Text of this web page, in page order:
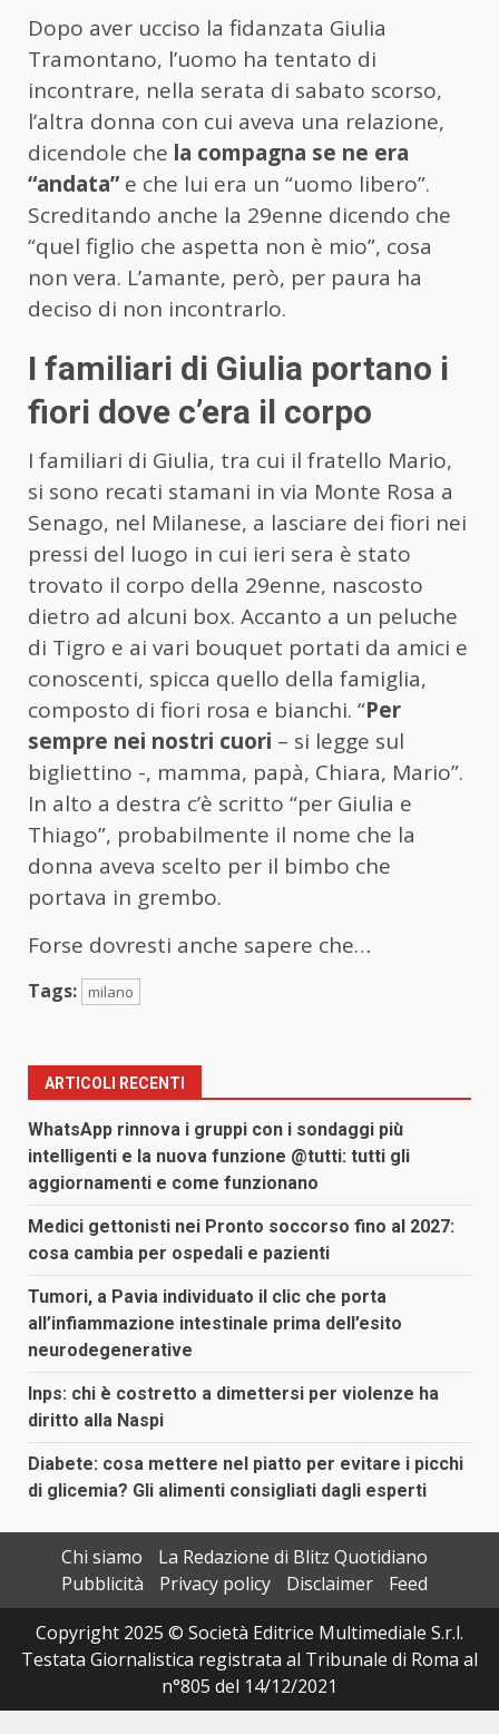
Dopo aver ucciso la fidanzata Giulia
Tramontano, l’uomo ha tentato di
incontrare, nella serata di sabato scorso,
l’altra donna con cui aveva una relazione,
dicendole che la compagna se ne era
“andata”e che lui era un “uomo libero”.
Screditando anche la 29enne dicendo che
“quel figlio che aspetta non è mio”, cosa
non vera. L’amante, però, per paura ha
deciso di non incontrarlo.
I familiari di Giulia portano i
fiori dove c’era il corpo
I familiari di Giulia, tra cui il fratello Mario,
si sono recati stamani in via Monte Rosa a
Senago, nel Milanese, a lasciare dei fiori nei
pressi del luogo in cui ieri sera è stato
trovato il corpo della 29enne, nascosto
dietro ad alcuni box. Accanto a un peluche
di Tigro e ai vari bouquet portati da amici e
conoscenti, spicca quello della famiglia,
composto di fiori rosa e bianchi. “Per
sempre nei nostri cuori – si legge sul
bigliettino -, mamma, papà, Chiara, Mario”.
In alto a destra c’è scritto “per Giulia e
Thiago”, probabilmente il nome che la
donna aveva scelto per il bimbo che
portava in grembo.
Forse dovresti anche sapere che…
Tags: milano
ARTICOLI RECENTI
WhatsApp rinnova i gruppi con i sondaggi più
intelligenti e la nuova funzione @tutti: tutti gli
aggiornamenti e come funzionano
Medici gettonisti nei Pronto soccorso fino al 2027:
cosa cambia per ospedali e pazienti
Tumori, a Pavia individuato il clic che porta
all’infiammazione intestinale prima dell’esito
neurodegenerative
Inps: chi è costretto a dimettersi per violenze ha
diritto alla Naspi
Diabete: cosa mettere nel piatto per evitare i picchi
di glicemia? Gli alimenti consigliati dagli esperti
Chi siamo
La Redazione di Blitz Quotidiano
Pubblicità
Privacy policy Disclaimer
Feed
Copyright 2025 © Società Editrice Multimediale S.r.l.
Testata Giornalistica registrata al Tribunale di Roma al
n°805 del 14/12/2021